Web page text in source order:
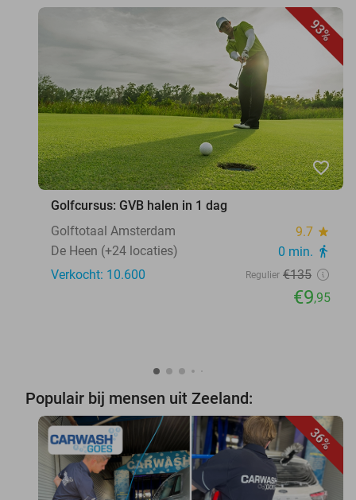
93%
favorite_border
Golfcursus: GVB halen in 1 dag
Golftotaal Amsterdam
9.7 star
De Heen (+24 locaties) 0 min. directions_walk
Verkocht: 10.600 Regulier €135
€9,95
Populair bij mensen uit Zeeland:
36%